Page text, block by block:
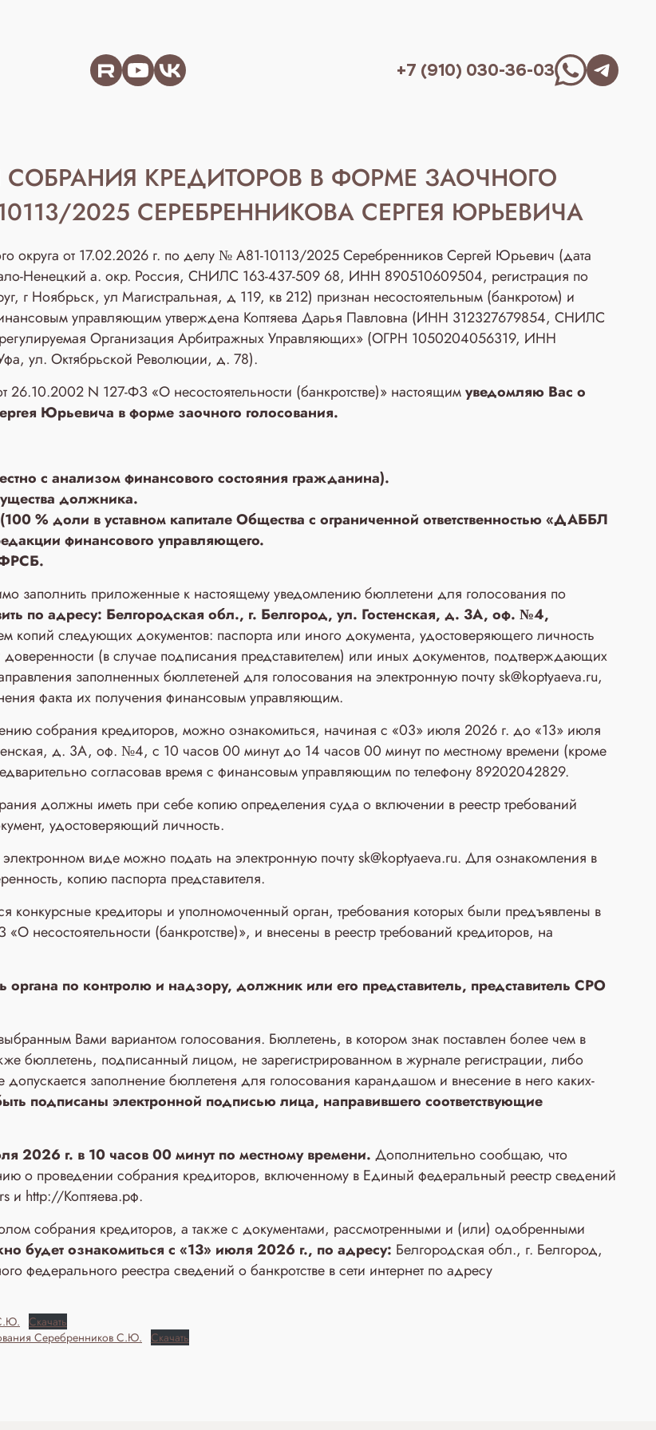
+7 (910) 030-36-03
КРЕДИТОРОВ В ФОРМЕ ЗАОЧНОГО
2025 СЕРЕБРЕННИКОВА СЕРГЕЯ ЮРЬЕВИЧА
округа от 17.02.2026 г. по делу № А81-10113/2025 Серебренников Сергей Юрьевич (дата
Ненецкий а. окр. Россия, СНИЛС 163-437-509 68, ИНН 890510609504, регистрация по
г Ноябрьск, ул Магистральная, д 119, кв 212) признан несостоятельным (банкротом) и
управляющим утверждена Коптяева Дарья Павловна (ИНН 312327679854, СНИЛС
Организация Арбитражных Управляющих» (ОГРН 1050204056319, ИНН
ул. Октябрьской Революции, д. 78).
26.10.2002 N 127-ФЗ «О несостоятельности (банкротстве)» настоящимуведомляю Вас о
Юрьевича в форме заочного голосования.
с анализом финансового состояния гражданина).
должника.
% доли в уставном капитале Общества с ограниченной ответственностью «ДАББЛ
финансового управляющего.
заполнить приложенные к настоящему уведомлению бюллетени для голосования по
по адресу: Белгородская обл., г. Белгород, ул. Гостенская, д. 3A, оф. №4,
копий следующих документов: паспорта или иного документа, удостоверяющего личность
(в случае подписания представителем) или иных документов, подтверждающих
заполненных бюллетеней для голосования на электронную почту sk@koptyaeva.ru,
факта их получения финансовым управляющим.
собрания кредиторов, можно ознакомиться, начиная с «03» июля 2026 г. до «13» июля
д. 3A, оф. №4, с 10 часов 00 минут до 14 часов 00 минут по местному времени (кроме
согласовав время с финансовым управляющим по телефону 89202042829.
должны иметь при себе копию определения суда о включении в реестр требований
удостоверяющий личность.
виде можно подать на электронную почту sk@koptyaeva.ru. Для ознакомления в
копию паспорта представителя.
конкурсные кредиторы и уполномоченный орган, требования которых были предъявлены в
несостоятельности (банкротстве)», и внесены в реестр требований кредиторов, на
органа по контролю и надзору, должник или его представитель, представитель СРО
Вами вариантом голосования. Бюллетень, в котором знак поставлен более чем в
бюллетень, подписанный лицом, не зарегистрированном в журнале регистрации, либо
заполнение бюллетеня для голосования карандашом и внесение в него каких-
подписаны электронной подписью лица, направившего соответствующие
2026 г. в 10 часов 00 минут по местному времени. Дополнительно сообщаю, что
о проведении собрания кредиторов, включенному в Единый федеральный реестр сведений
и http://Коптяева.рф.
собрания кредиторов, а также с документами, рассмотренными и (или) одобренными
будет ознакомиться с «13» июля 2026 г., по адресу: Белгородская обл., г. Белгород,
реестра сведений о банкротстве в сети интернет по адресу
Скачать
Серебренников С.Ю. Скачать